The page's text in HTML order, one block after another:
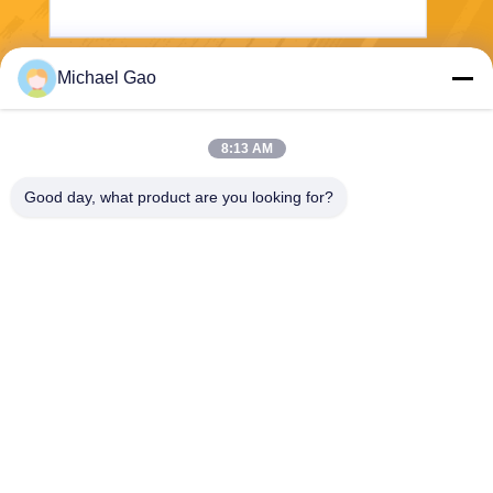
Michael Gao
8:13 AM
Good day, what product are you looking for?